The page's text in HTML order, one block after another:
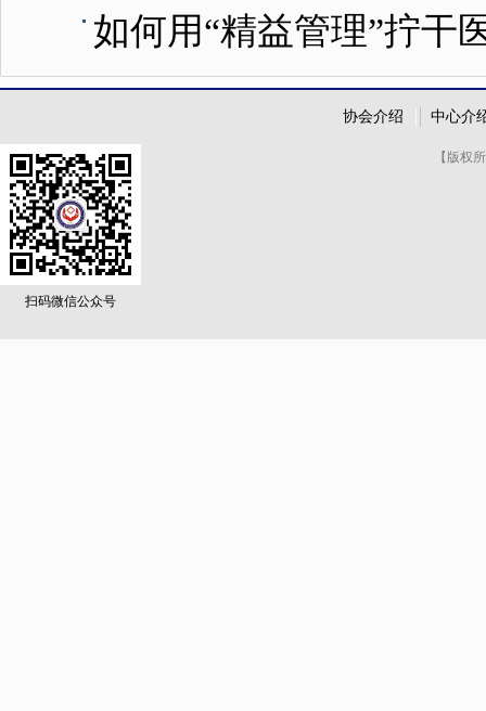
如何用“精益管理”拧干
协会介绍 中心介
扫码微信公众号
【版权